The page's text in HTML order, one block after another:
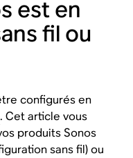
est en
fil ou
configurés en
. Cet article vous
produits Sonos
sans fil) ou